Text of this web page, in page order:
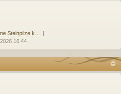
Steinpilze k…
16:44